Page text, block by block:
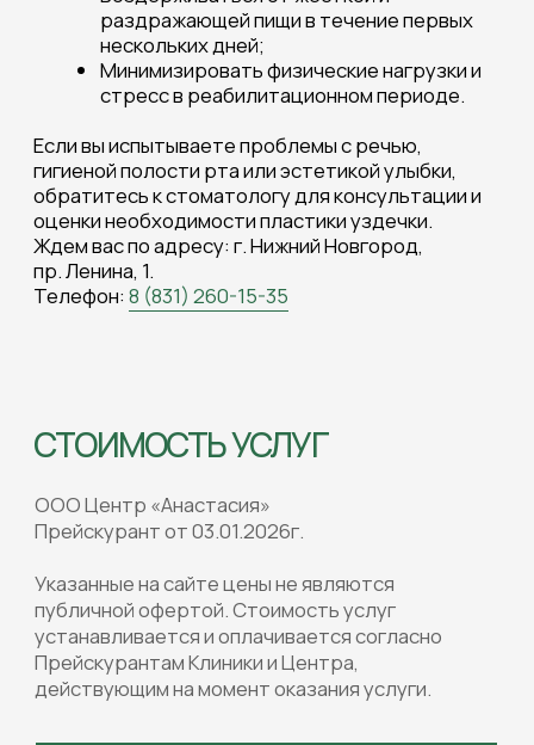
Дерматология
Контакты
+7 (831) 260-15-35
Контактная информация
пн-пт: 9:00 - 20:00, сб: 9:00 - 15:00,
Клиника пластической хирургии
Для
КЛИНИКА «АНАСТАСИЯ»
Работаем для вас с 1992 г.